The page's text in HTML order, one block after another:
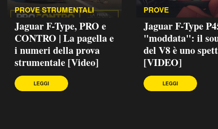
PROVE STRUMENTALI
Jaguar F-Type, PRO e
CONTRO | La pagella e
i numeri della prova
strumentale [Video]
LEGGI
PROVE
Jaguar F-Type
"moddata": il
del V8 è uno
[VIDEO]
LEGGI